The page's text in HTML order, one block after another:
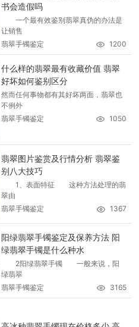
书会造假吗
一个最有效鉴别翡翠真伪的办法是
让销售
翡翠手镯鉴定
1200
什么样的翡翠最有收藏价值 翡翠
好坏如何鉴别区分
然而任何事物都有其好坏两面，翡翠也
不例外
翡翠手镯鉴定
1050
翡翠图片鉴赏及行情分析 翡翠鉴
别八大技巧
1、表面特征 这种方法处理的翡
翠由
翡翠手镯鉴定
1367
阳绿翡翠手镯鉴定及保养方法 阳
绿翡翠手镯是什么种水
2阳绿翡翠手镯 一般来说，阳
绿翡翠
翡翠手镯鉴定
3165